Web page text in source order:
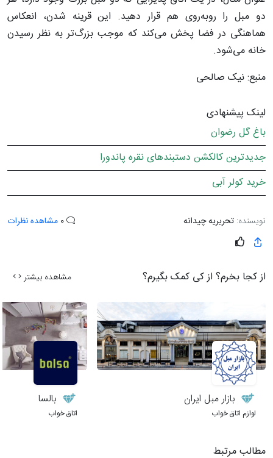
دو مبل را روبه‌روی هم قرار دهید. این قرینه شدن، انعکاس
هماهنگی در فضا پخش می‌کند که موجب بزرگ‌تر به نظر رسیدن
خانه می‌شود.
منبع: نیک صالحی
لینک پیشنهادی
باغ گل رضوان
جدیدترین کالکشن دستبندهای نقره پاندورا
خرید کولر آبی
نویسنده: تحریریه چیدانه مشاهده نظرات
از کجا بخرم؟ از کی کمک بگیرم؟ مشاهده بیشتر
بازار مبل ایران
لوازم اتاق خواب
بالسا
اتاق خواب
مطالب مرتبط